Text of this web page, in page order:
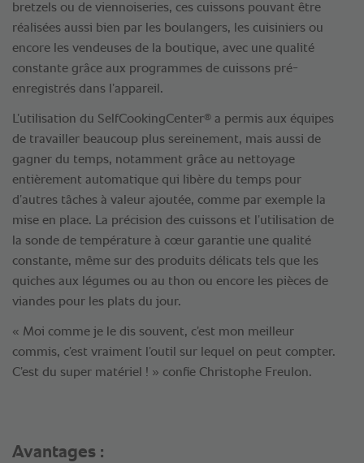
bretzels ou de viennoiseries, ces cuissons pouvant être
réalisées aussi bien par les boulangers, les cuisiniers ou
encore les vendeuses de la boutique, avec une qualité
constante grâce aux programmes de cuissons pré-
enregistrés dans l’appareil.
L’utilisation du SelfCookingCenter® a permis aux équipes
de travailler beaucoup plus sereinement, mais aussi de
gagner du temps, notamment grâce au nettoyage
entièrement automatique qui libère du temps pour
d’autres tâches à valeur ajoutée, comme par exemple la
mise en place. La précision des cuissons et l’utilisation de
la sonde de température à cœur garantie une qualité
constante, même sur des produits délicats tels que les
quiches aux légumes ou au thon ou encore les pièces de
viandes pour les plats du jour.
« Moi comme je le dis souvent, c’est mon meilleur
commis, c’est vraiment l’outil sur lequel on peut compter.
C’est du super matériel ! » confie Christophe Freulon.
Avantages :